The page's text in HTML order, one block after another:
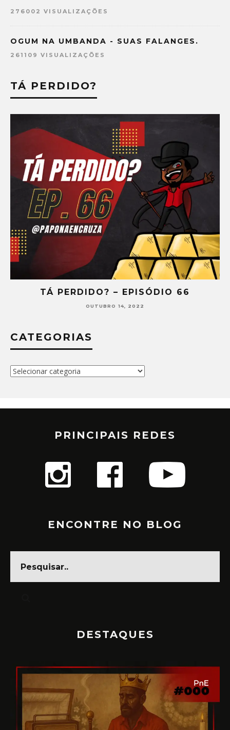
276002 VISUALIZAÇÕES
OGUM NA UMBANDA - SUAS FALANGES.
261109 VISUALIZAÇÕES
TÁ PERDIDO?
TÁ PERDIDO? – EPISÓDIO 66
OUTUBRO 14, 2022
CATEGORIAS
Categorias
PRINCIPAIS REDES
ENCONTRE NO BLOG
DESTAQUES